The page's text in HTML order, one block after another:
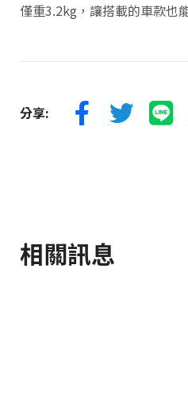
僅重3.2kg，讓搭載的車款也
分享:
相關訊息